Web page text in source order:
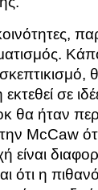
σε
θα ήταν
McCaw
είναι
ότι η